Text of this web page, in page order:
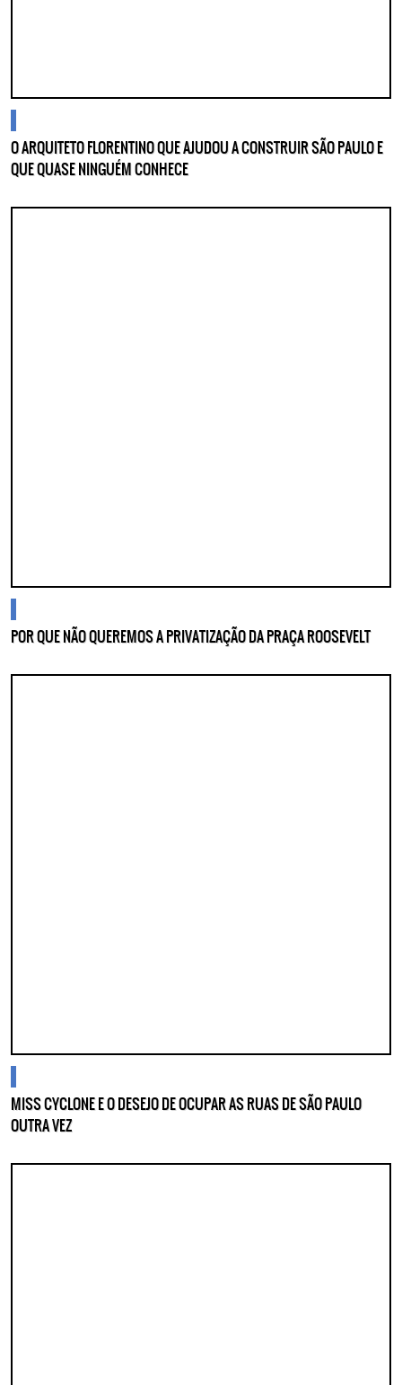
O ARQUITETO FLORENTINO QUE AJUDOU A CONSTRUIR SÃO PAULO E
QUE QUASE NINGUÉM CONHECE
POR QUE NÃO QUEREMOS A PRIVATIZAÇÃO DA PRAÇA ROOSEVELT
MISS CYCLONE E O DESEJO DE OCUPAR AS RUAS DE SÃO PAULO
OUTRA VEZ